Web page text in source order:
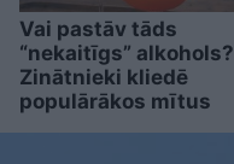
Vai pastāv tāds
“nekaitīgs” alkohols?
Zinātnieki kliedē
populārākos mītus